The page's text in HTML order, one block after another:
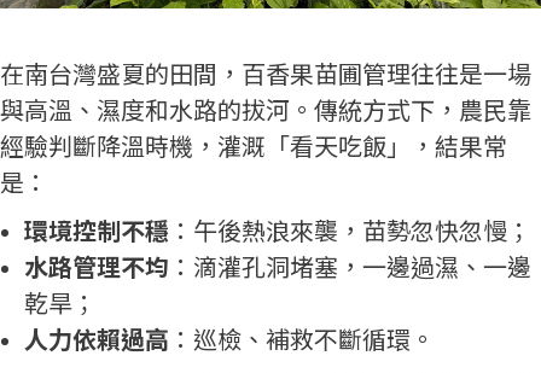
在南台灣盛夏的田間，百香果苗圃管理往往是一場
與高溫、濕度和水路的拔河。傳統方式下，農民靠
經驗判斷降溫時機，灌溉「看天吃飯」，結果常
是：
環境控制不穩 ：午後熱浪來襲，苗勢忽快忽慢；
水路管理不均 ：滴灌孔洞堵塞，一邊過濕、一邊
乾旱；
人力依賴過高 ：巡檢、補救不斷循環。